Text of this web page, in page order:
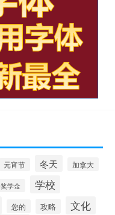
元宵节 冬天 加拿大
奖学金 学校
您的 攻略 文化